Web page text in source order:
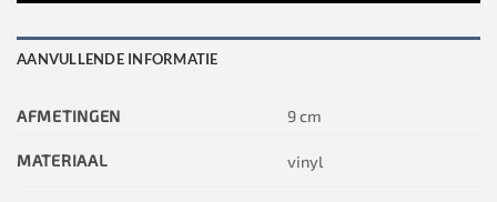
AANVULLENDE INFORMATIE
AFMETINGEN 9 cm
MATERIAAL vinyl